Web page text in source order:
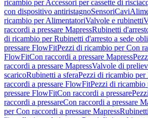
ricambio per Accessori per cassette di
con dispositivo antiristagnoSensoriCavi
ricambio per AlimentatoriValvole e rubinetti
raccordi a pressare MapressRubinetti
di ricambio per Rubinetti d'arresto a sede
pressare FlowFitPezzi di ricambio per Con
FlowFitCon raccordi a pressare Mapress
raccordi a pressare MapressValvole di
scaricoRubinetti a sferaPezzi di ricambio per
raccordi a pressare FlowFitPezzi di ricambio
pressare FlowFitCon raccordi a pressare
raccordi a pressareCon raccordi a pressare
per Con raccordi a pressare Mapress